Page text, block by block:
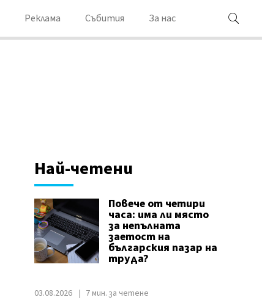
Реклама Събития За нас
Най-четени
Повече от четири
часа: има ли място
за непълната
заетост на
българския пазар на
труда?
03.08.2026 7 мин. за четене